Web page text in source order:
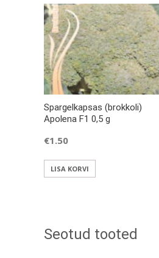
Spargelkapsas (brokkoli)
Apolena F1 0,5 g
€1.50
LISA KORVI
Seotud tooted